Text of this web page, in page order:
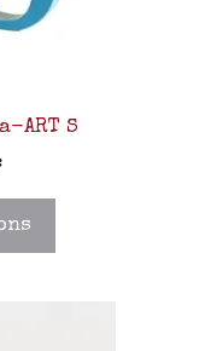
ART S